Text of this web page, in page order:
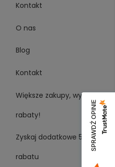
Kontakt
O nas
Blog
Kontakt
Większe zakupy, wyższe
rabaty!
Zyskaj dodatkowe 5%
rabatu
SPRAWDŹ OPINIE